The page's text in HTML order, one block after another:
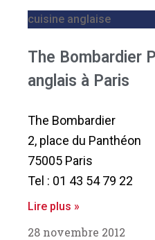
cuisine anglaise
The Bombardier
anglais à Paris
The Bombardier
2, place du Panthéon
75005 Paris
Tel : 01 43 54 79 22
Lire plus »
28 novembre 2012